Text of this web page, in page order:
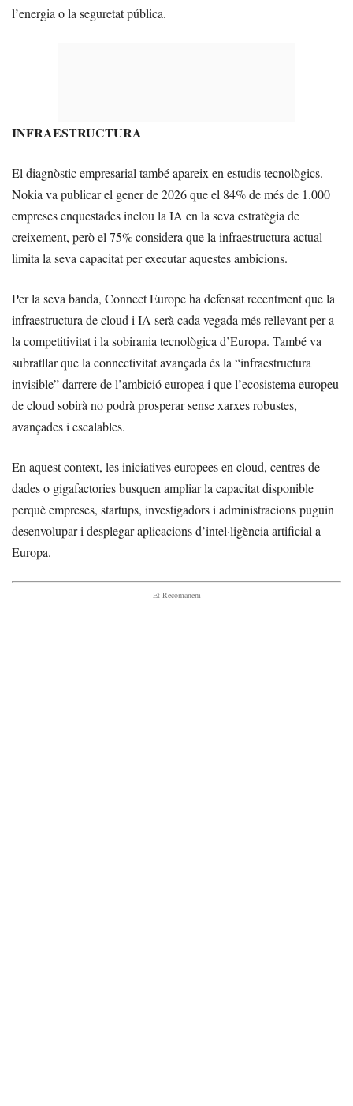
l’energia o la seguretat pública.
INFRAESTRUCTURA
El diagnòstic empresarial també apareix en estudis tecnològics.
Nokia va publicar el gener de 2026 que el 84% de més de 1.000
empreses enquestades inclou la IA en la seva estratègia de
creixement, però el 75% considera que la infraestructura actual
limita la seva capacitat per executar aquestes ambicions.
Per la seva banda, Connect Europe ha defensat recentment que la
infraestructura de cloud i IA serà cada vegada més rellevant per a
la competitivitat i la sobirania tecnològica d’Europa. També va
subratllar que la connectivitat avançada és la “infraestructura
invisible” darrere de l’ambició europea i que l’ecosistema europeu
de cloud sobirà no podrà prosperar sense xarxes robustes,
avançades i escalables.
En aquest context, les iniciatives europees en cloud, centres de
dades o gigafactories busquen ampliar la capacitat disponible
perquè empreses, startups, investigadors i administracions puguin
desenvolupar i desplegar aplicacions d’intel·ligència artificial a
Europa.
- Et Recomanem -